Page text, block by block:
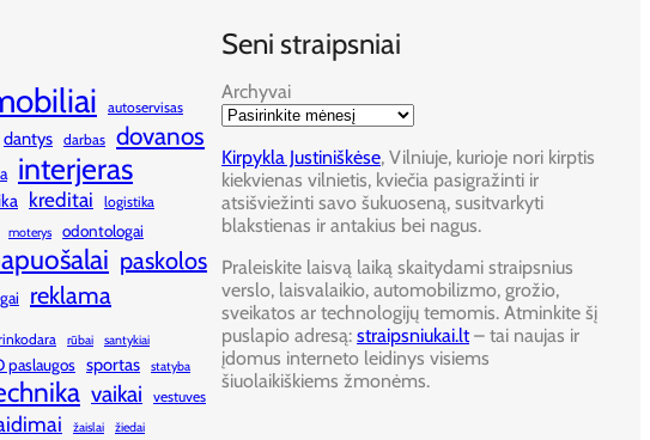
autoservisas
dantys darbas dovanos
interjeras
kreditai logistika
moterys odontologai
paskolos
reklama
rūbai
santykiai
paslaugos sportas statyba
vaikai vestuves
žaislai žiedai
Seni straipsniai
Archyvai
Kirpykla Justiniškėse, Vilniuje, kurioje nori kirptis
kiekvienas vilnietis, kviečia pasigražinti ir
atsišviežinti savo šukuoseną, susitvarkyti
blakstienas ir antakius bei nagus.
Praleiskite laisvą laiką skaitydami straipsnius
verslo, laisvalaikio, automobilizmo, grožio,
sveikatos ar technologijų temomis. Atminkite šį
puslapio adresą: straipsniukai.lt– tai naujas ir
įdomus interneto leidinys visiems
šiuolaikiškiems žmonėms.